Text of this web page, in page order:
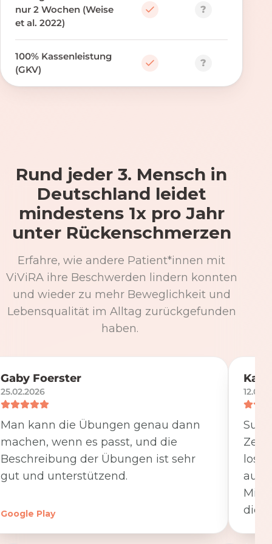
nur 2 Wochen (Weise
et al. 2022)
?
100% Kassenleistung
(GKV)
?
Rund jeder 3. Mensch in
Deutschland leidet
mindestens 1x pro Jahr
unter Rückenschmerzen
Erfahre, wie andere Patient*innen mit
ViViRA ihre Beschwerden lindern konnten
und wieder zu mehr Beweglichkeit und
Lebensqualität im Alltag zurückgefunden
haben.
Gaby Foerster
25.02.2026
Man kann die Übungen genau dann
machen, wenn es passt, und die
Beschreibung der Übungen ist sehr
gut und unterstützend.
Google Play
Zeit
die